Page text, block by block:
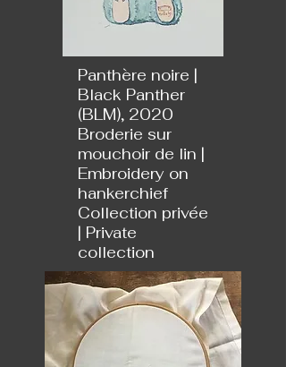
Panthère noire |
Black Panther
(BLM), 2020
Broderie sur
mouchoir de lin |
Embroidery on
hankerchief
Collection privée
| Private
collection